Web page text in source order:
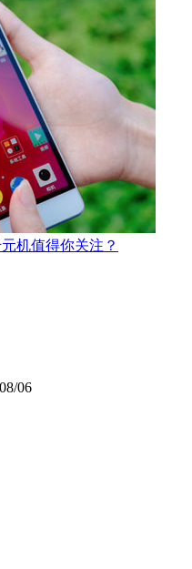
机值得你关注？
06